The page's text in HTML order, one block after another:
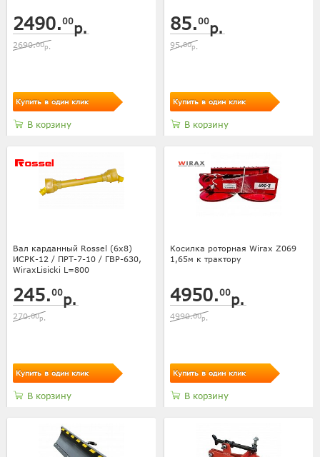
2490.00р.
2690.00р.
Купить в один клик
В корзину
85.00р.
95.00р.
Купить в один клик
В корзину
Вал карданный Rossel (6х8)
ИСРК-12 / ПРТ-7-10 / ГВР-630,
WiraxLisicki L=800
245.00р.
270.00р.
Купить в один клик
В корзину
Косилка роторная Wirax Z069
1,65м к трактору
4950.00р.
4990.00р.
Купить в один клик
В корзину